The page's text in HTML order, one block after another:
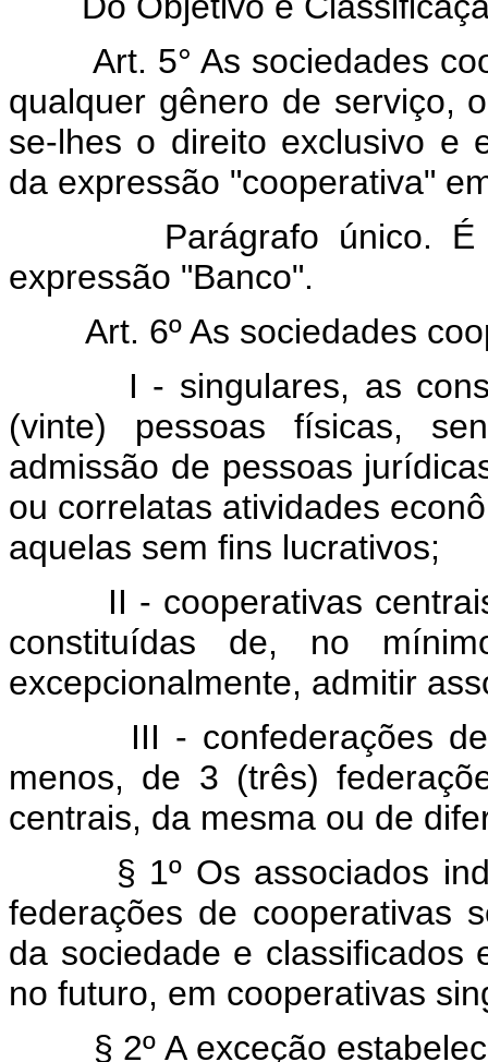
Art. 5° As sociedades
qualquer gênero de serviço,
se-lhes o direito exclusivo e
da expressão "cooperativa"
Parágrafo único.
expressão "Banco".
Art. 6º As sociedades
I - singulares, as
(vinte) pessoas físicas,
admissão de pessoas
ou correlatas atividades
aquelas sem fins lucrativos;
II - cooperativas centrais
constituídas de, no
excepcionalmente, admitir
III - confederações de
menos, de 3 (três)
centrais, da mesma ou de
§ 1º Os associados
federações de cooperativas
da sociedade e classificados
no futuro, em cooperativas
§ 2º A exceção